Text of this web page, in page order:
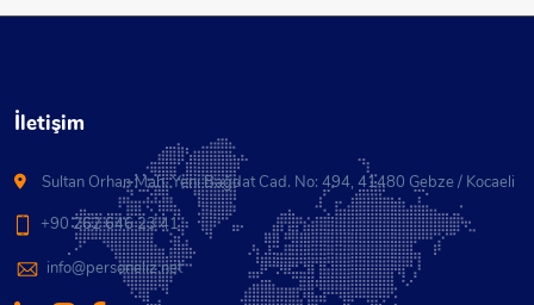
İletişim
Sultan Orhan Mah. Yeni Bağdat Cad. No: 494, 41480 Gebze / Kocaeli
+90 262 646 23 41
info@personeliz.net